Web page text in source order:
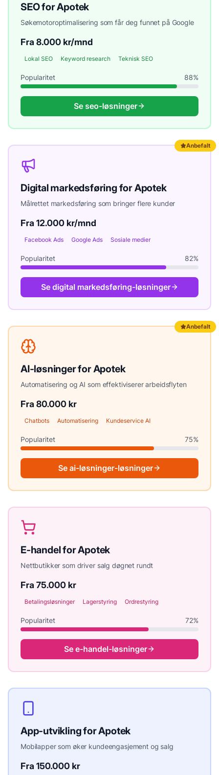
SEOforApotek
Søkemotoroptimalisering som får deg funnet på Google
Fra 8.000 kr/mnd
Lokal SEO Keyword research Teknisk SEO
Popularitet 88%
Se seo-løsninger
Anbefalt
Digital markedsføring forApotek
Målrettet markedsføring som bringer flere kunder
Fra 12.000 kr/mnd
Facebook Ads Google Ads Sosiale medier
Popularitet 82%
Se digital markedsføring-løsninger
Anbefalt
AI-løsningerforApotek
Automatisering og AI som effektiviserer arbeidsflyten
Fra 80.000 kr
Chatbots Automatisering Kundeservice AI
Popularitet 75%
Se ai-løsninger-løsninger
E-handelforApotek
Nettbutikker som driver salg døgnet rundt
Fra 75.000 kr
Betalingsløsninger Lagerstyring Ordrestyring
Popularitet 72%
Se e-handel-løsninger
App-utviklingforApotek
Mobilapper som øker kundeengasjement og salg
Fra 150.000 kr